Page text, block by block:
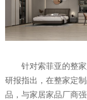
针对索菲亚的整
研报指出，在整家定
品，与家居家品厂商